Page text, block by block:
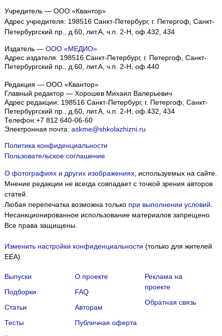
Учредитель — ООО «Квантор»
Адрес учредителя: 198516 Санкт-Петербург, г. Петергоф, Санкт-
Петербургский пр., д.60, лит.А, ч.п. 2-Н, оф.432, 434
Издатель — ООО «МЕДИО»
Адрес издателя: 198516 Санкт-Петербург, г. Петергоф, Санкт-
Петербургский пр., д.60, лит.А, ч.п. 2-Н, оф.440
Редакция — ООО «Квантор»
Главный редактор — Хорошев Михаил Валерьевич
Адрес редакции: 198516 Санкт-Петербург, г. Петергоф Санкт-
Петербургский пр., д.60, лит.А, ч.п. 2-Н, оф.432, 434
Телефон:+7 812 640-06-60
Электронная почта: askme@shkolazhizni.ru
Политика конфиденциальности
Пользовательское соглашение
О фотографиях и других изображениях, используемых на сайте.
Мнение редакции не всегда совпадает с точкой зрения авторов
статей.
Любая перепечатка возможна только при выполнении условий
Несанкционированное использование материалов запрещено.
Все права защищены.
Изменить настройки конфиденциальности (только для жителей
EEA)
Выпуски
Подборки
Статьи
Тесты
О проекте
FAQ
Авторам
Публичная оферта
Реклама на
проекте
Обратная связь